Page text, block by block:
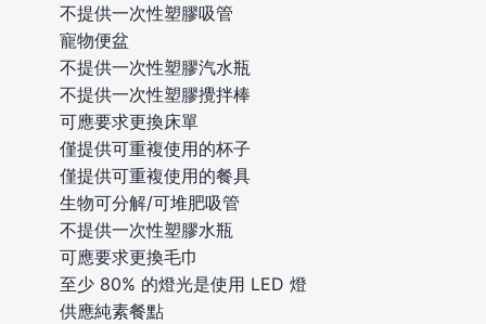
不提供一次性塑膠吸管
寵物便盆
不提供一次性塑膠汽水瓶
不提供一次性塑膠攪拌棒
可應要求更換床單
僅提供可重複使用的杯子
僅提供可重複使用的餐具
生物可分解/可堆肥吸管
不提供一次性塑膠水瓶
可應要求更換毛巾
至少 80% 的燈光是使用 LED 燈
供應純素餐點